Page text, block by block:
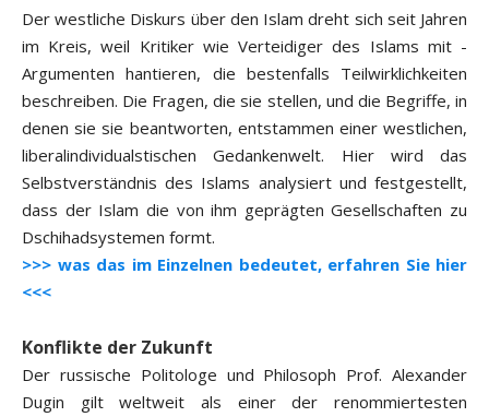
Der westliche Diskurs über den Islam dreht sich seit Jahren
im Kreis, weil Kritiker wie Verteidiger des Islams mit ­
Argumenten hantieren, die bestenfalls Teilwirklichkeiten
beschreiben. Die Fragen, die sie stellen, und die Begriffe, in
denen sie sie beantworten, entstammen einer westlichen,
liberalindividualstischen Gedankenwelt. Hier wird das
Selbstverständnis des Islams analysiert und festgestellt,
dass der Islam die von ihm geprägten Gesellschaften zu
Dschihadsystemen formt.
>>> was das im Einzelnen bedeutet, erfahren Sie hier
<<<
Konflikte der Zukunft
Der russische Politologe und Philosoph Prof. Alexander
Dugin gilt weltweit als einer der renommiertesten